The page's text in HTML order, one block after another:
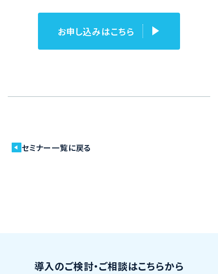
お申し込みはこちら
セミナー一覧に戻る
導入のご検討・ご相談はこちらから